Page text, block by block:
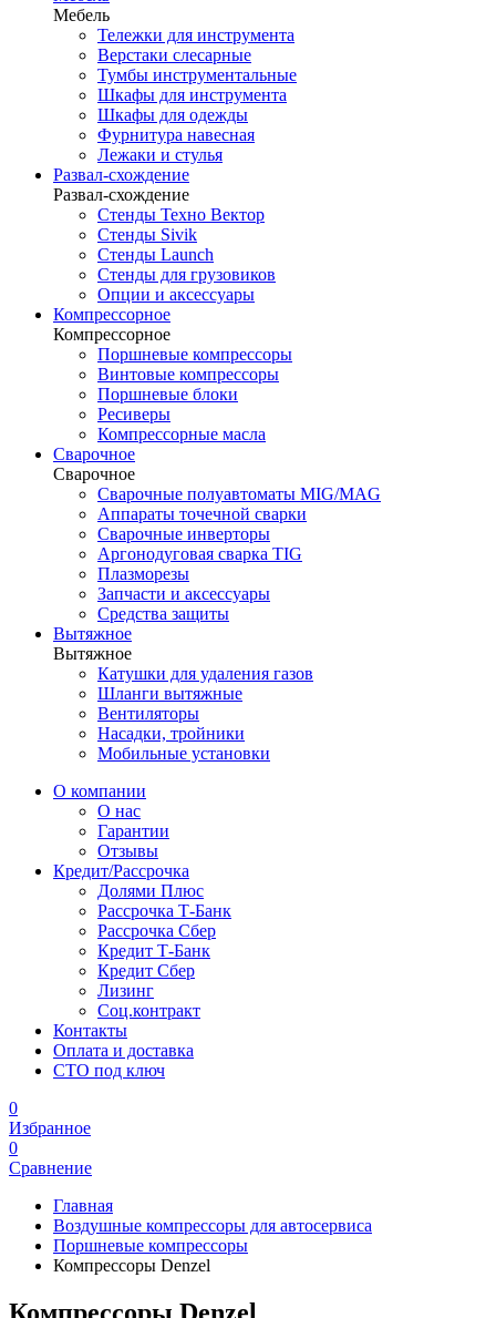
Мебель
Тележки для инструмента
Верстаки слесарные
Тумбы инструментальные
Шкафы для инструмента
Шкафы для одежды
Фурнитура навесная
Лежаки и стулья
Развал-схождение
Развал-схождение
Стенды Техно Вектор
Стенды Sivik
Стенды Launch
Стенды для грузовиков
Опции и аксессуары
Компрессорное
Компрессорное
Поршневые компрессоры
Винтовые компрессоры
Поршневые блоки
Ресиверы
Компрессорные масла
Сварочное
Сварочное
Сварочные полуавтоматы MIG/MAG
Аппараты точечной сварки
Сварочные инверторы
Аргонодуговая сварка TIG
Плазморезы
Запчасти и аксессуары
Средства защиты
Вытяжное
Вытяжное
Катушки для удаления газов
Шланги вытяжные
Вентиляторы
Насадки, тройники
Мобильные установки
О компании
О нас
Гарантии
Отзывы
Кредит/Рассрочка
Долями Плюс
Рассрочка Т-Банк
Рассрочка Сбер
Кредит Т-Банк
Кредит Сбер
Лизинг
Соц.контракт
Контакты
Оплата и доставка
СТО под ключ
0
Избранное
0
Сравнение
Главная
Воздушные компрессоры для автосервиса
Поршневые компрессоры
Компрессоры Denzel